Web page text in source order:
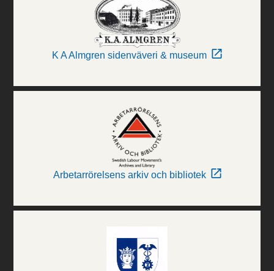
K A Almgren sidenväveri & museum
Arbetarrörelsens arkiv och bibliotek